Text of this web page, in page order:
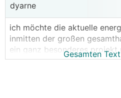
dyarne
ich möchte die aktuelle
inmitten der großen
ein ganz besonderes projekt
nerds und powerusern ideen
Gesamten